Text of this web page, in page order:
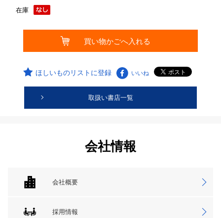
在庫
ほしいものリストに登録 いいね
取扱い書店一覧
会社情報
会社概要
採用情報